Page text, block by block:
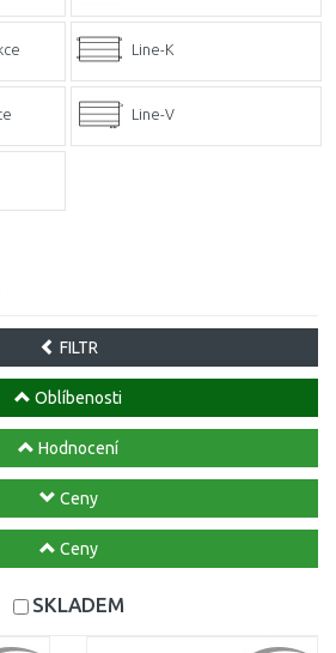
Line-K
Line-V
FILTR
Oblíbenosti
Hodnocení
Ceny
Ceny
SKLADEM